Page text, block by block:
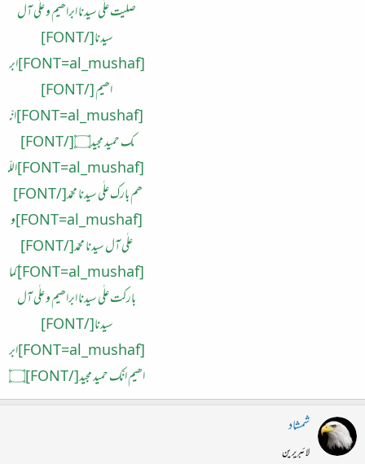
صلیت علٰی سیدنا ابراھیم و علٰی آل
سیدنا[/FONT]
[FONT=al_mushaf]ابر
اھیم [/FONT]
[FONT=al_mushaf]انّ
ک حمید مجید۝[/FONT]
[FONT=al_mushaf]اللّ
ھم بارک علٰی سیدنا محمّد[/FONT]
[FONT=al_mushaf]و
علٰی آل سیدنا محمّد[/FONT]
[FONT=al_mushaf]کما
بارکت علٰی سیدنا ابراھیم و علٰی آل
سیدنا[/FONT]
[FONT=al_mushaf]ابر
اھیم انّک حمید مجید[/FONT]۝
شمشاد
لائبریرین